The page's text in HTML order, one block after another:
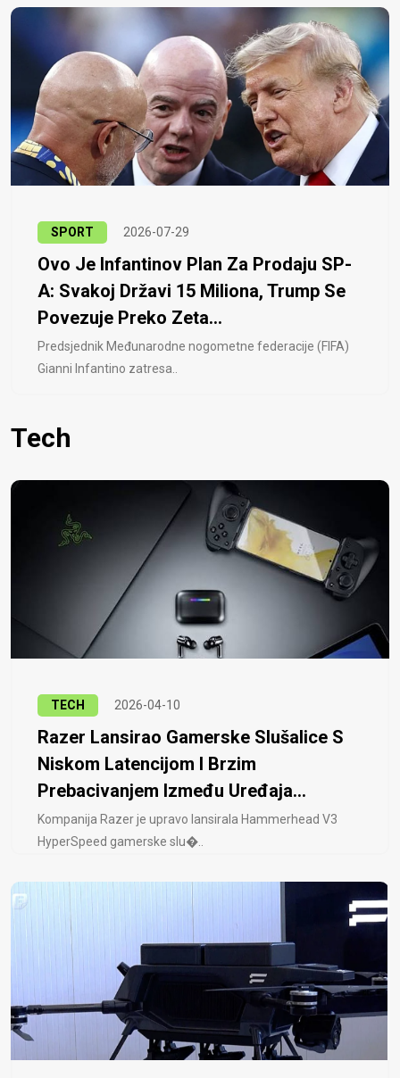
SPORT 2026-07-29
Ovo Je Infantinov Plan Za Prodaju SP-
A: Svakoj Državi 15 Miliona, Trump Se
Povezuje Preko Zeta...
Predsjednik Međunarodne nogometne federacije (FIFA)
Gianni Infantino zatresa..
Tech
TECH 2026-04-10
Razer Lansirao Gamerske Slušalice S
Niskom Latencijom I Brzim
Prebacivanjem Između Uređaja...
Kompanija Razer je upravo lansirala Hammerhead V3
HyperSpeed ​​gamerske slu�..